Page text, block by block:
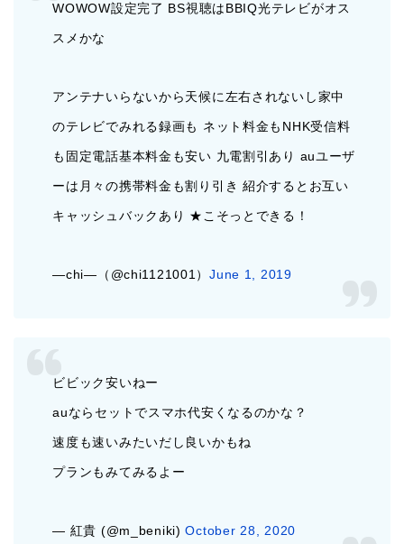
WOWOW設定完了 BS視聴はBBIQ光テレビがオス
スメかな
アンテナいらないから天候に左右されないし家中
のテレビでみれる録画も ネット料金もNHK受信料
も固定電話基本料金も安い 九電割引あり auユーザ
ーは月々の携帯料金も割り引き 紹介するとお互い
キャッシュバックあり ★こそっとできる！
—chi—（@chi1121001）June 1, 2019
ビビック安いねー
auならセットでスマホ代安くなるのかな？
速度も速いみたいだし良いかもね
プランもみてみるよー
— 紅貴 (@m_beniki)October 28, 2020